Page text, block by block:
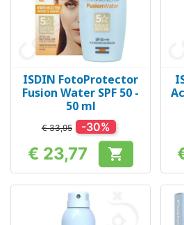
ISDIN FotoProtector
Fusion Water SPF 50 -
50 ml
€ 33,95 -30%
Prijs
€ 23,77 